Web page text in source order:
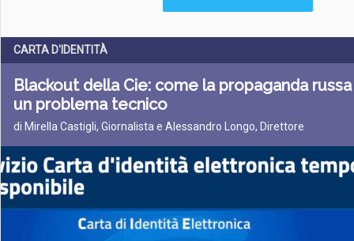
CARTA D'IDENTITÀ
Blackout della Cie: come la propaganda
un problema tecnico
di Mirella Castigli, Giornalista e Alessandro Longo, Direttore